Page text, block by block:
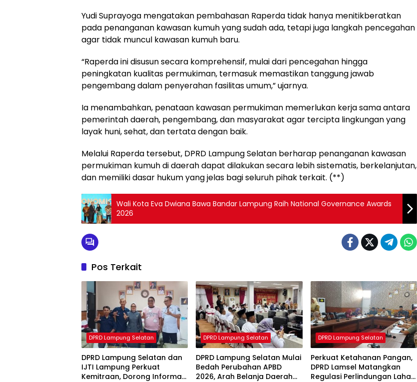
Yudi Suprayoga mengatakan pembahasan Raperda tidak hanya menitikberatkan
pada penanganan kawasan kumuh yang sudah ada, tetapi juga langkah pencegahan
agar tidak muncul kawasan kumuh baru.
“Raperda ini disusun secara komprehensif, mulai dari pencegahan hingga
peningkatan kualitas permukiman, termasuk memastikan tanggung jawab
pengembang dalam penyerahan fasilitas umum,” ujarnya.
Ia menambahkan, penataan kawasan permukiman memerlukan kerja sama antara
pemerintah daerah, pengembang, dan masyarakat agar tercipta lingkungan yang
layak huni, sehat, dan tertata dengan baik.
Melalui Raperda tersebut, DPRD Lampung Selatan berharap penanganan kawasan
permukiman kumuh di daerah dapat dilakukan secara lebih sistematis, berkelanjutan,
dan memiliki dasar hukum yang jelas bagi seluruh pihak terkait. (**)
Wali Kota Eva Dwiana Bawa Bandar Lampung Raih National Governance Awards
2026
Pos Terkait
DPRD Lampung Selatan
DPRD Lampung Selatan dan
IJTI Lampung Perkuat
Kemitraan, Dorong Informasi
DPRD Lampung Selatan
DPRD Lampung Selatan Mulai
Bedah Perubahan APBD
2026, Arah Belanja Daerah
DPRD Lampung Selatan
Perkuat Ketahanan Pangan,
DPRD Lamsel Matangkan
Regulasi Perlindungan Lahan